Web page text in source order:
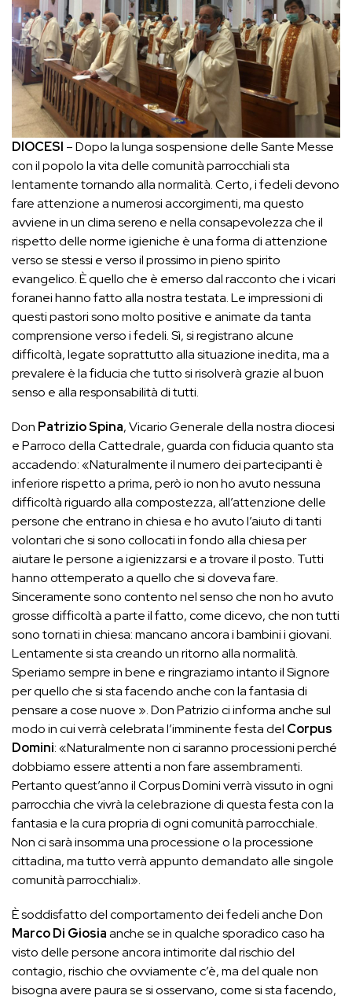
DIOCESI – Dopo la lunga sospensione delle Sante Messe
con il popolo la vita delle comunità parrocchiali sta
lentamente tornando alla normalità. Certo, i fedeli devono
fare attenzione a numerosi accorgimenti, ma questo
avviene in un clima sereno e nella consapevolezza che il
rispetto delle norme igieniche è una forma di attenzione
verso se stessi e verso il prossimo in pieno spirito
evangelico. È quello che è emerso dal racconto che i vicari
foranei hanno fatto alla nostra testata. Le impressioni di
questi pastori sono molto positive e animate da tanta
comprensione verso i fedeli. Sì, si registrano alcune
difficoltà, legate soprattutto alla situazione inedita, ma a
prevalere è la fiducia che tutto si risolverà grazie al buon
senso e alla responsabilità di tutti.
Don Patrizio Spina, Vicario Generale della nostra diocesi
e Parroco della Cattedrale, guarda con fiducia quanto sta
accadendo: «Naturalmente il numero dei partecipanti è
inferiore rispetto a prima, però io non ho avuto nessuna
difficoltà riguardo alla compostezza, all’attenzione delle
persone che entrano in chiesa e ho avuto l’aiuto di tanti
volontari che si sono collocati in fondo alla chiesa per
aiutare le persone a igienizzarsi e a trovare il posto. Tutti
hanno ottemperato a quello che si doveva fare.
Sinceramente sono contento nel senso che non ho avuto
grosse difficoltà a parte il fatto, come dicevo, che non tutti
sono tornati in chiesa: mancano ancora i bambini i giovani.
Lentamente si sta creando un ritorno alla normalità.
Speriamo sempre in bene e ringraziamo intanto il Signore
per quello che si sta facendo anche con la fantasia di
pensare a cose nuove ». Don Patrizio ci informa anche sul
modo in cui verrà celebrata l’imminente festa del Corpus
Domini: «Naturalmente non ci saranno processioni perché
dobbiamo essere attenti a non fare assembramenti.
Pertanto quest’anno il Corpus Domini verrà vissuto in ogni
parrocchia che vivrà la celebrazione di questa festa con la
fantasia e la cura propria di ogni comunità parrocchiale.
Non ci sarà insomma una processione o la processione
cittadina, ma tutto verrà appunto demandato alle singole
comunità parrocchiali».
È soddisfatto del comportamento dei fedeli anche Don
Marco Di Giosiaanche se in qualche sporadico caso ha
visto delle persone ancora intimorite dal rischio del
contagio, rischio che ovviamente c’è, ma del quale non
bisogna avere paura se si osservano, come si sta facendo,